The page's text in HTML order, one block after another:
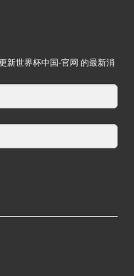
新世界杯中国-官网 的最新消